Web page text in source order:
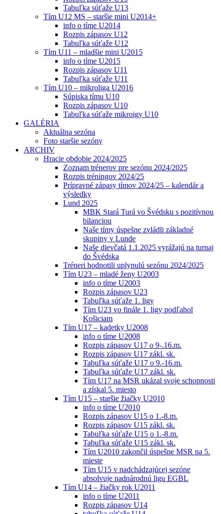
Tabuľka súťaže U13
Tím U12 MS – staršie mini U2014+
info o tíme U2014
Rozpis zápasov U12
Tabuľka súťaže U12
Tím U11 – mladšie mini U2015
info o tíme U2015
Rozpis zápasov U11
Tabuľka súťaže U11
Tím U10 – mikroliga U2016
Súpiska tímu U10
Rozpis zápasov U10
Tabuľka súťaže mikroigy U10
GALÉRIA
Aktuálna sezóna
Foto staršie sezóny
ARCHIV
Hracie obdobie 2024/2025
Zoznam trénerov pre sezónu 2024/2025
Rozpis tréningov 2024/25
Prípravné zápasy tímov 2024/25 – kalendár a
výsledky
Lund 2025
MBK Stará Turá vo Švédsku s pozitívnou
bilanciou
Naše tímy úspešne zvládli základné
skupiny v Lunde
Naše dievčatá 1.1.2025 vyrážajú na turnaj
do Švédska
Tréneri hodnotili uplynulú sezónu 2024/2025
Tím U23 – mladé ženy U2003
info o tíme U2003
Rozpis zápasov U23
Tabuľka súťaže 1. ligy
Tím U23 vo finále 1. ligy podľahol
Košiciam
Tím U17 – kadetky U2008
info o tíme U2008
Rozpis zápasov U17 o 9-.16.m.
Rozpis zápasov U17 zákl. sk.
Tabuľka súťaže U17 o 9.-16.m.
Tabuľka súťaže U17 zákl. sk.
Tím U17 na MSR ukázal svoje schopnosti
a získal 5. miesto
Tím U15 – staršie žiačky U2010
info o tíme U2010
Rozpis zápasov U15 o 1.-8.m.
Rozpis zápasov U15 zákl. sk.
Tabuľka súťaže U15 o 1.-8.m.
Tabuľka súťaže U15 zákl. sk.
Tím U2010 zakončil úspešne MSR na 5.
mieste
Tím U15 v nadchádzajúcej sezóne
absolvuje nadnárodnú ligu EGBL
Tím U14 – žiačky rok U2011
info o tíme U2011
Rozpis zápasov U14